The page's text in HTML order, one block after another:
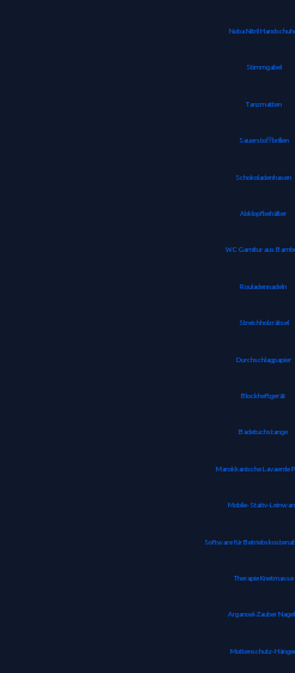
Noba Nitril
Stimmgabel
Tanzmatten
Sauerstoffbrillen
Schokoladenhasen
Abklopfbehälter
WC Garnitur aus
Rouladennadeln
Streichholzrätsel
Durchschlagpapier
Blockheftgerät
Badetuchstange
Marokkanische Lavaerde
Mobile-Stativ-
Software für
Therapie Knetmasse
Arganoel-Zauber
Mottenschutz-Hänger